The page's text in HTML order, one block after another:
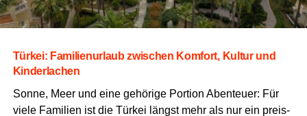
Tür­kei: Fami­li­en­ur­laub zwi­schen Kom­fort, Kul­tur und
Kinderlachen
Son­ne, Meer und eine gehö­ri­ge Por­ti­on Aben­teu­er: Für
vie­le Fami­li­en ist die Tür­kei längst mehr als nur ein preis­